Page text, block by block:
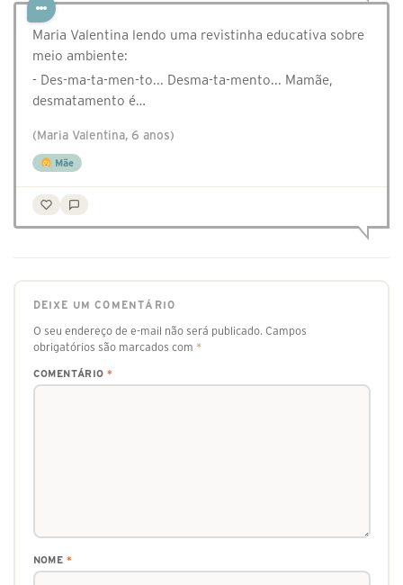
Maria Valentina lendo uma revistinha educativa sobre
meio ambiente:
- Des-ma-ta-men-to... Desma-ta-mento... Mamãe,
desmatamento é…
(Maria Valentina, 6 anos)
Mãe
DEIXE UM COMENTÁRIO
O seu endereço de e-mail não será publicado. Campos
obrigatórios são marcados com *
COMENTÁRIO *
NOME *